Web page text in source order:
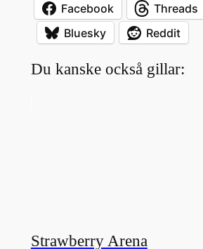
Facebook
Threads
Bluesky
Reddit
Du kanske också gillar:
Strawberry Arena